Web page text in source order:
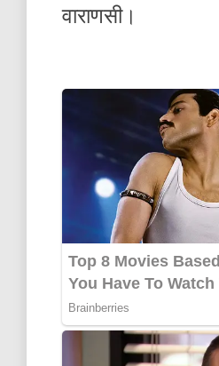
वाराणसी।